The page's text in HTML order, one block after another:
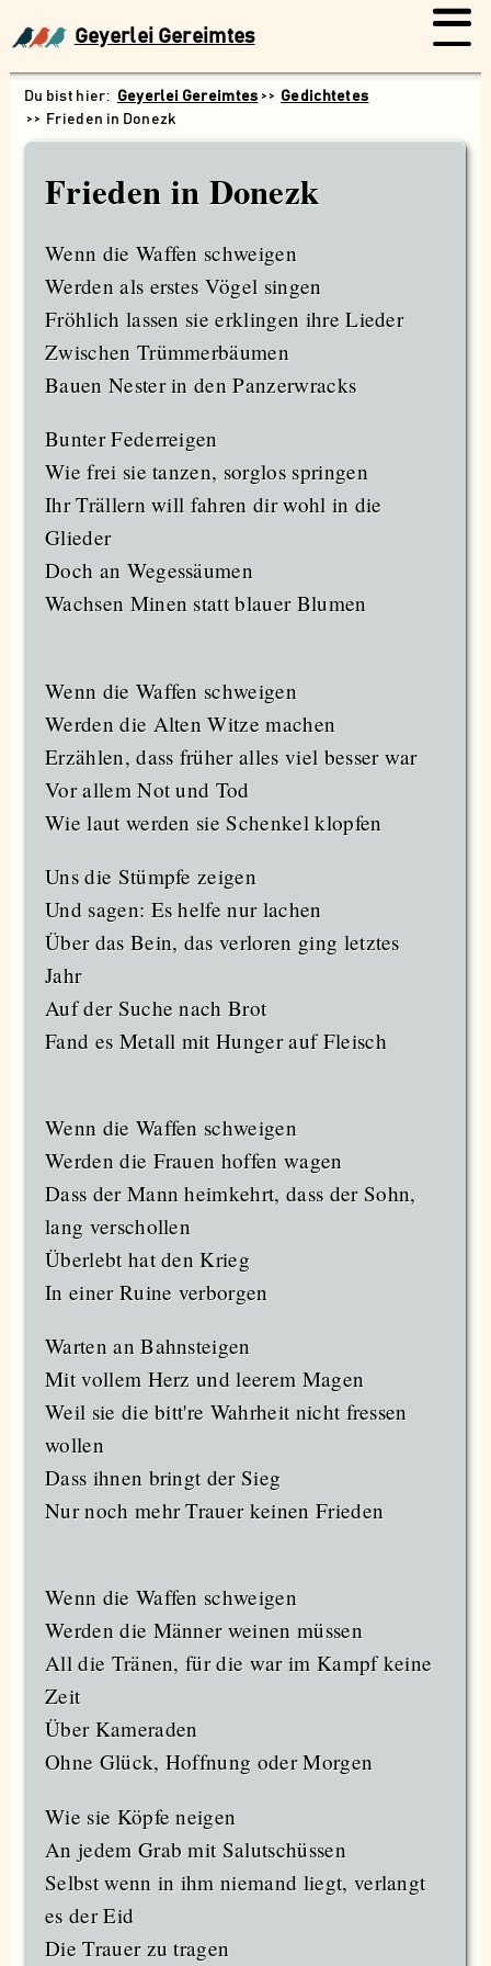
Geyerlei Gereimtes
Geyerlei Gereimtes
Gedichtetes
Frieden in Donezk
Frieden in Donezk
Wenn die Waffen schweigen
Werden als erstes Vögel singen
Fröhlich lassen sie erklingen ihre Lieder
Zwischen Trümmerbäumen
Bauen Nester in den Panzerwracks
Bunter Federreigen
Wie frei sie tanzen, sorglos springen
Ihr Trällern will fahren dir wohl in die
Glieder
Doch an Wegessäumen
Wachsen Minen statt blauer Blumen
Wenn die Waffen schweigen
Werden die Alten Witze machen
Erzählen, dass früher alles viel besser war
Vor allem Not und Tod
Wie laut werden sie Schenkel klopfen
Uns die Stümpfe zeigen
Und sagen: Es helfe nur lachen
Über das Bein, das verloren ging letztes
Jahr
Auf der Suche nach Brot
Fand es Metall mit Hunger auf Fleisch
Wenn die Waffen schweigen
Werden die Frauen hoffen wagen
Dass der Mann heimkehrt, dass der Sohn,
lang verschollen
Überlebt hat den Krieg
In einer Ruine verborgen
Warten an Bahnsteigen
Mit vollem Herz und leerem Magen
Weil sie die bitt're Wahrheit nicht fressen
wollen
Dass ihnen bringt der Sieg
Nur noch mehr Trauer keinen Frieden
Wenn die Waffen schweigen
Werden die Männer weinen müssen
All die Tränen, für die war im Kampf keine
Zeit
Über Kameraden
Ohne Glück, Hoffnung oder Morgen
Wie sie Köpfe neigen
An jedem Grab mit Salutschüssen
Selbst wenn in ihm niemand liegt, verlangt
es der Eid
Die Trauer zu tragen